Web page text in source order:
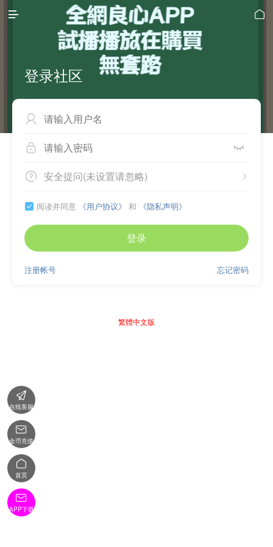
 
登录社区

 
 
安全提问(未设置请忽略)
 阅读并同意 《用户协议》 和 《隐私声明》
登录
忘记密码
注册帐号
繁體中文版

在线客服

金币充值

首页

APP下载